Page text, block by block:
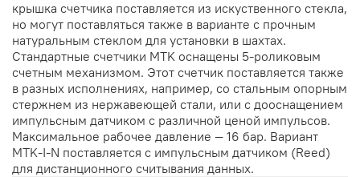
крышка счетчика поставляется из искуственного стекла,
но могут поставляться также в варианте с прочным
натуральным стеклом для установки в шахтах.
Стандартные счетчики MTK оснащены 5-роликовым
счетным механизмом. Этот счетчик поставляется также
в разных исполнениях, например, со стальным опорным
стержнем из нержавеющей стали, или с дооснащением
импульсным датчиком с различной ценой импульсов.
Максимальное рабочее давление — 16 бар. Вариант
MTK-I-N поставляется с импульсным датчиком (Reed)
для дистанционного считывания данных.